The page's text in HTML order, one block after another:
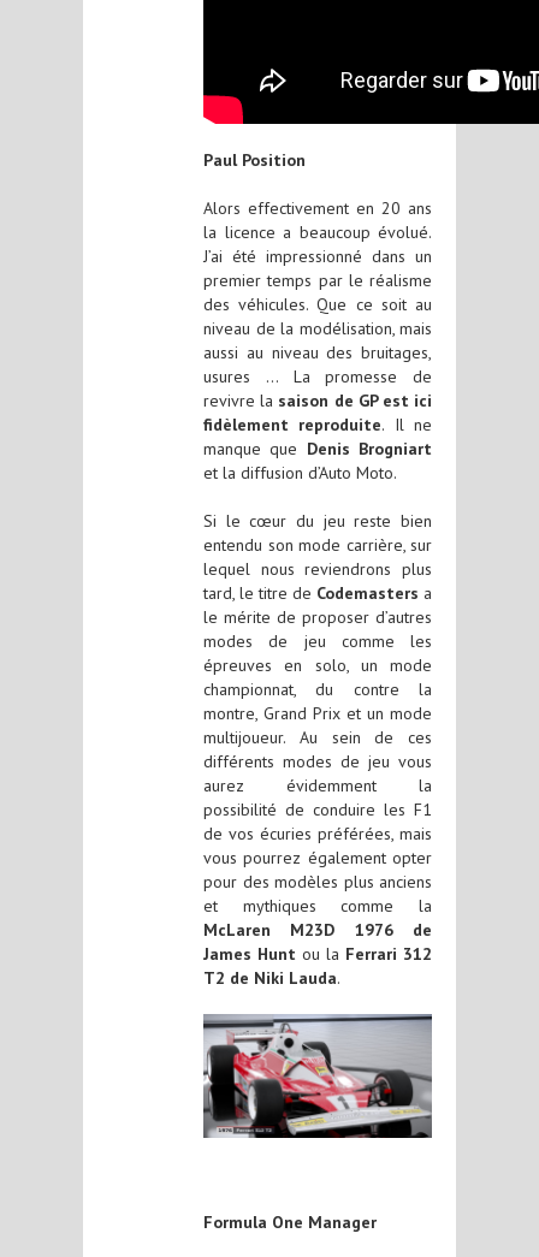
Paul Position
Alors effectivement en 20 ans
la licence a beaucoup évolué.
J’ai été impressionné dans un
premier temps par le réalisme
des véhicules. Que ce soit au
niveau de la modélisation, mais
aussi au niveau des bruitages,
usures … La promesse de
revivre la saison de GP est ici
fidèlement reproduite. Il ne
manque que Denis Brogniart
et la diffusion d’Auto Moto.
Si le cœur du jeu reste bien
entendu son mode carrière, sur
lequel nous reviendrons plus
tard, le titre de Codemasters a
le mérite de proposer d’autres
modes de jeu comme les
épreuves en solo, un mode
championnat, du contre la
montre, Grand Prix et un mode
multijoueur. Au sein de ces
différents modes de jeu vous
aurez évidemment la
possibilité de conduire les F1
de vos écuries préférées, mais
vous pourrez également opter
pour des modèles plus anciens
et mythiques comme la
McLaren M23D 1976 de
James Hunt ou la Ferrari 312
T2 de Niki Lauda.
Formula One Manager